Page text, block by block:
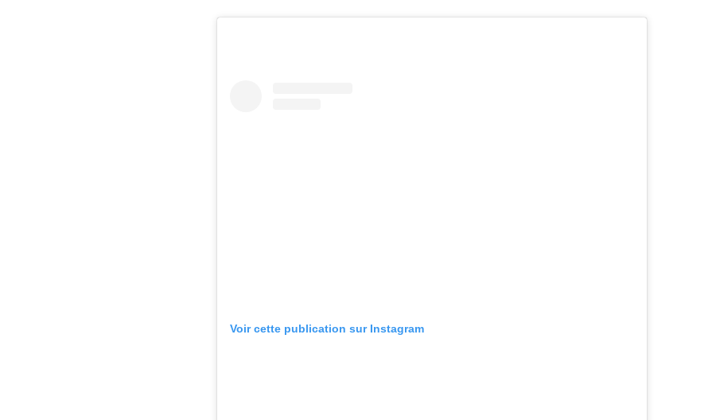
Voir cette publication sur Instagram